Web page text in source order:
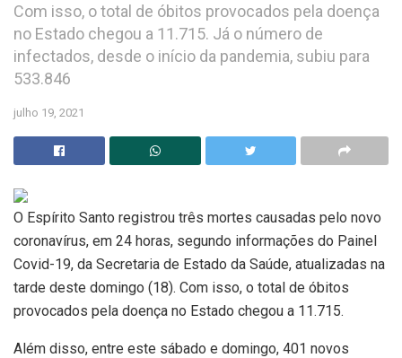
Com isso, o total de óbitos provocados pela doença
no Estado chegou a 11.715. Já o número de
infectados, desde o início da pandemia, subiu para
533.846
julho 19, 2021
O Espírito Santo registrou três mortes causadas pelo novo
coronavírus, em 24 horas, segundo informações do Painel
Covid-19, da Secretaria de Estado da Saúde, atualizadas na
tarde deste domingo (18). Com isso, o total de óbitos
provocados pela doença no Estado chegou a 11.715.
Além disso, entre este sábado e domingo, 401 novos